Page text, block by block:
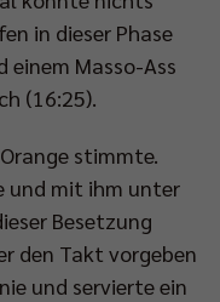
in dieser Phase
einem Masso-Ass
(16:25).
stimmte.
und mit ihm unter
Besetzung
den Takt vorgeben
und servierte ein